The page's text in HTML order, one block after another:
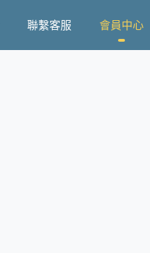
聯繫客服 會員中心